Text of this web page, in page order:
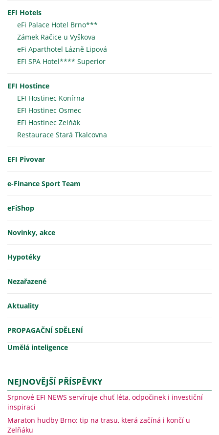
EFI Hotels
eFi Palace Hotel Brno***
Zámek Račice u Vyškova
eFi Aparthotel Lázně Lipová
EFI SPA Hotel**** Superior
EFI Hostince
EFI Hostinec Konírna
EFI Hostinec Osmec
EFI Hostinec Zelňák
Restaurace Stará Tkalcovna
EFI Pivovar
e-Finance Sport Team
eFiShop
Novinky, akce
Hypotéky
Nezařazené
Aktuality
PROPAGAČNÍ SDĚLENÍ
Umělá inteligence
NEJNOVĚJŠÍ PŘÍSPĚVKY
Srpnové EFI NEWS servíruje chuť léta, odpočinek i investiční
inspiraci
Maraton hudby Brno: tip na trasu, která začíná i končí u
Zelňáku